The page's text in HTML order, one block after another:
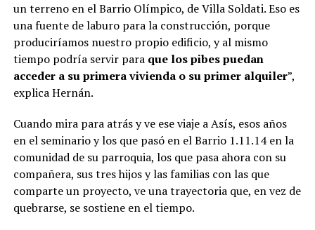
un terreno en el Barrio Olímpico, de Villa Soldati. Eso es
una fuente de laburo para la construcción, porque
produciríamos nuestro propio edificio, y al mismo
tiempo podría servir para que los pibes puedan
acceder a su primera vivienda o su primer alquiler”,
explica Hernán.
Cuando mira para atrás y ve ese viaje a Asís, esos años
en el seminario y los que pasó en el Barrio 1.11.14 en la
comunidad de su parroquia, los que pasa ahora con su
compañera, sus tres hijos y las familias con las que
comparte un proyecto, ve una trayectoria que, en vez de
quebrarse, se sostiene en el tiempo.